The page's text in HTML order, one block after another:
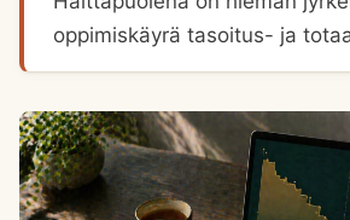
oppimiskäyrä tasoitus- ja